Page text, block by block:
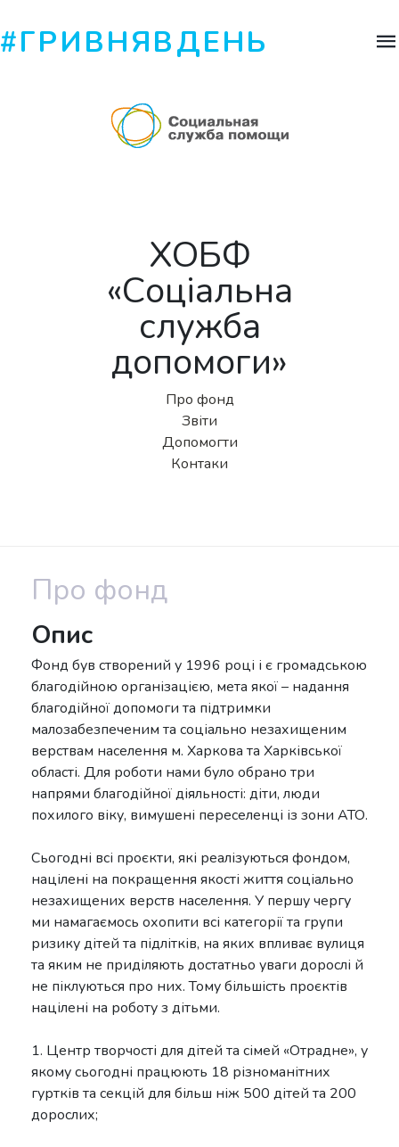
#ГРИВНЯВДЕНЬ
ХОБФ
«Соціальна
служба
допомоги»
Про фонд
Звіти
Допомогти
Контаки
Про фонд
Опис
Фонд був створений у 1996 році і є громадською
благодійною організацією, мета якої – надання
благодійної допомоги та підтримки
малозабезпеченим та соціально незахищеним
верствам населення м. Харкова та Харківської
області. Для роботи нами було обрано три
напрями благодійної діяльності: діти, люди
похилого віку, вимушені переселенці із зони АТО.
Сьогодні всі проєкти, які реалізуються фондом,
націлені на покращення якості життя соціально
незахищених верств населення. У першу чергу
ми намагаємось охопити всі категорії та групи
ризику дітей та підлітків, на яких впливає вулиця
та яким не приділяють достатньо уваги дорослі й
не піклуються про них. Тому більшість проєктів
націлені на роботу з дітьми.
1. Центр творчості для дітей та сімей «Отрадне», у
якому сьогодні працюють 18 різноманітних
гуртків та секцій для більш ніж 500 дітей та 200
дорослих;